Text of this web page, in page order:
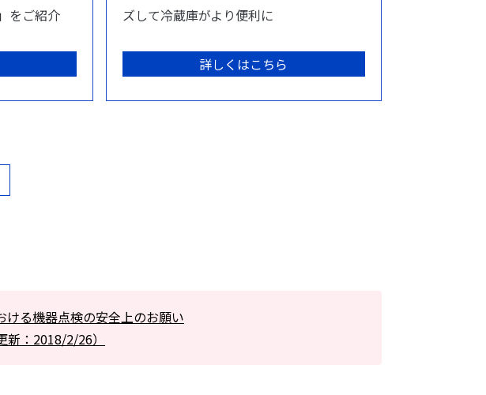
をご紹介
ズして冷蔵庫がより便利に
詳しくはこちら
ける機器点検の安全上のお願い
：2018/2/26）